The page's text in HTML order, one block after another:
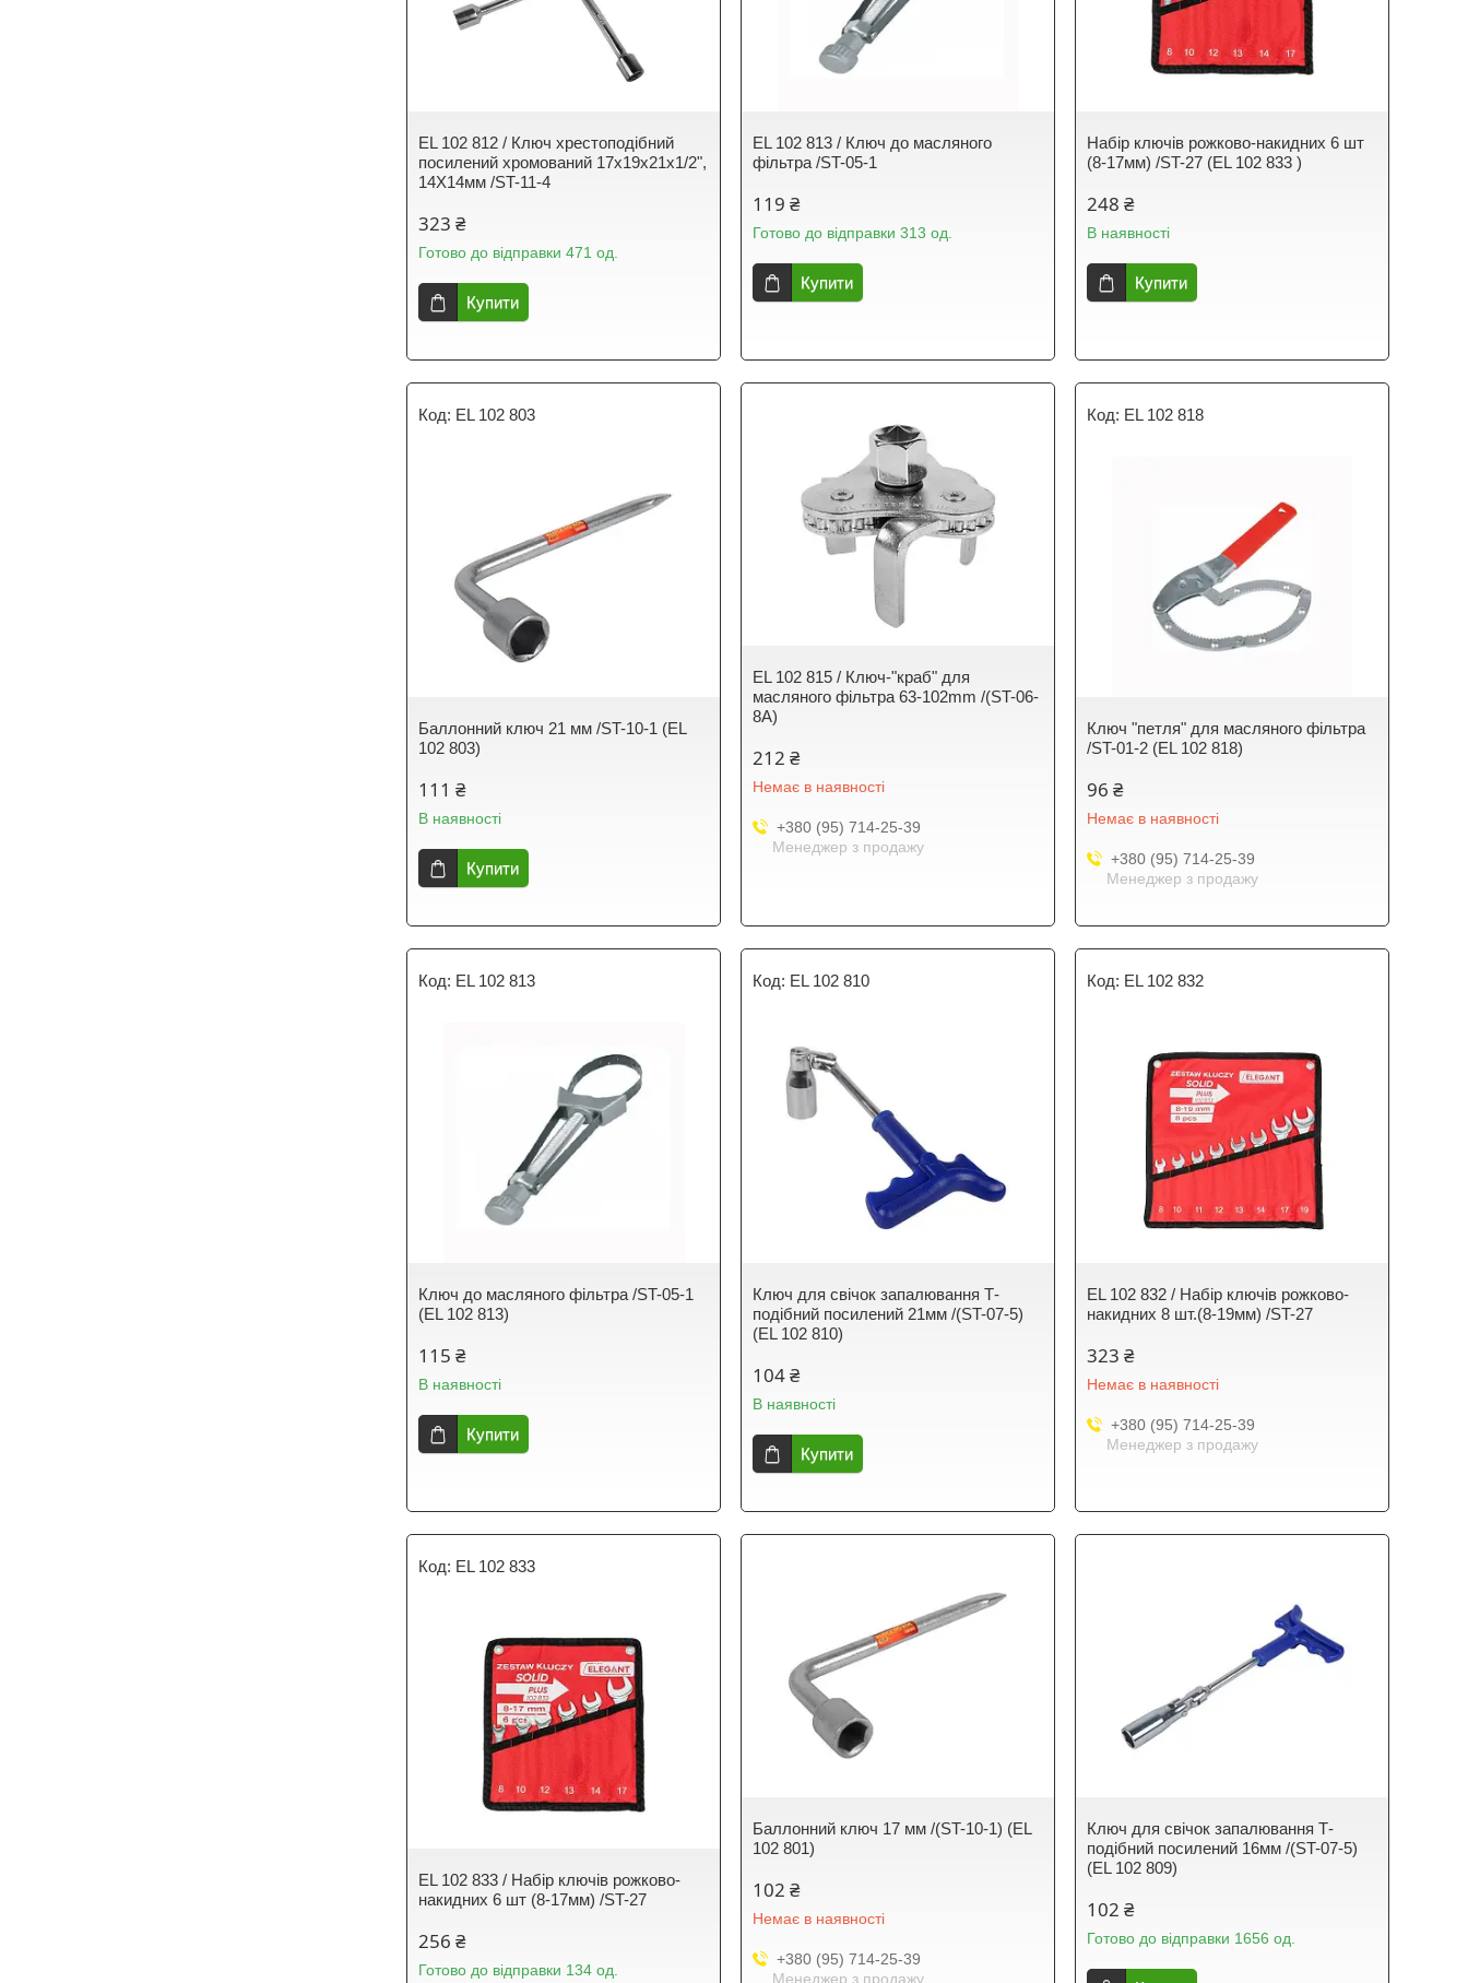
EL 102 812 / Ключ хрестоподібний
посилений хромований 17x19x21x1/2",
14X14мм /ST-11-4
323 ₴
Готово до відправки 471 од.
Купити
EL 102 813 / Ключ до масляного
фільтра /ST-05-1
119 ₴
Готово до відправки 313 од.
Купити
Набір ключів рожково-накидних 6 шт
(8-17мм) /ST-27 (EL 102 833 )
248 ₴
В наявності
Купити
EL 102 803
Баллонний ключ 21 мм /ST-10-1 (EL
102 803)
111 ₴
В наявності
Купити
EL 102 815 / Ключ-"краб" для
масляного фільтра 63-102mm /(ST-06-
8A)
212 ₴
Немає в наявності
+380 (95) 714-25-39
Менеджер з продажу
EL 102 818
Ключ "петля" для масляного фільтра
/ST-01-2 (EL 102 818)
96 ₴
Немає в наявності
+380 (95) 714-25-39
Менеджер з продажу
EL 102 813
Ключ до масляного фільтра /ST-05-1
(EL 102 813)
115 ₴
В наявності
Купити
EL 102 810
Ключ для свічок запалювання Т-
подібний посилений 21мм /(ST-07-5)
(EL 102 810)
104 ₴
В наявності
Купити
EL 102 832
EL 102 832 / Набір ключів рожково-
накидних 8 шт.(8-19мм) /ST-27
323 ₴
Немає в наявності
+380 (95) 714-25-39
Менеджер з продажу
EL 102 833
EL 102 833 / Набір ключів рожково-
накидних 6 шт (8-17мм) /ST-27
256 ₴
Готово до відправки 134 од.
Баллонний ключ 17 мм /(ST-10-1) (EL
102 801)
102 ₴
Немає в наявності
+380 (95) 714-25-39
Менеджер з продажу
Ключ для свічок запалювання Т-
подібний посилений 16мм /(ST-07-5)
(EL 102 809)
102 ₴
Готово до відправки 1656 од.